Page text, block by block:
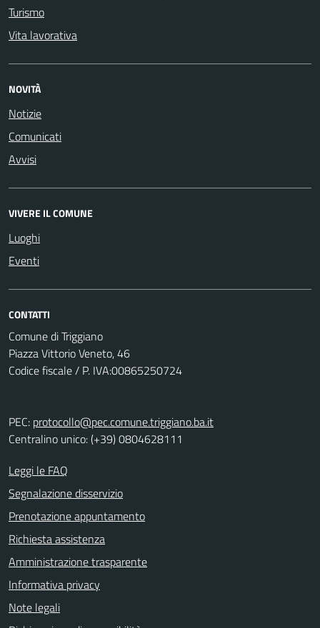
Turismo
Vita lavorativa
NOVITÀ
Notizie
Comunicati
Avvisi
VIVERE IL COMUNE
Luoghi
Eventi
CONTATTI
Comune di Triggiano
Piazza Vittorio Veneto, 46
Codice fiscale / P. IVA:00865250724
PEC: protocollo@pec.comune.triggiano.ba.it
Centralino unico: (+39) 0804628111
Leggi le FAQ
Segnalazione disservizio
Prenotazione appuntamento
Richiesta assistenza
Amministrazione trasparente
Informativa privacy
Note legali